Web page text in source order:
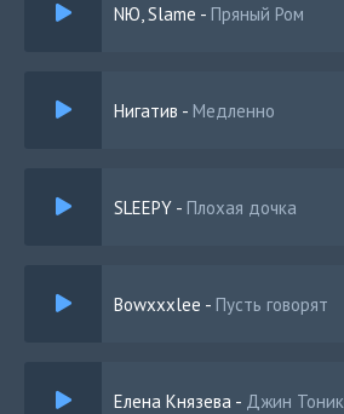
NЮ, Slame - Пряный Ром
Нигатив - Медленно
SLEEPY - Плохая дочка
Bowxxxlee - Пусть говорят
Елена Князева - Джин Тоник